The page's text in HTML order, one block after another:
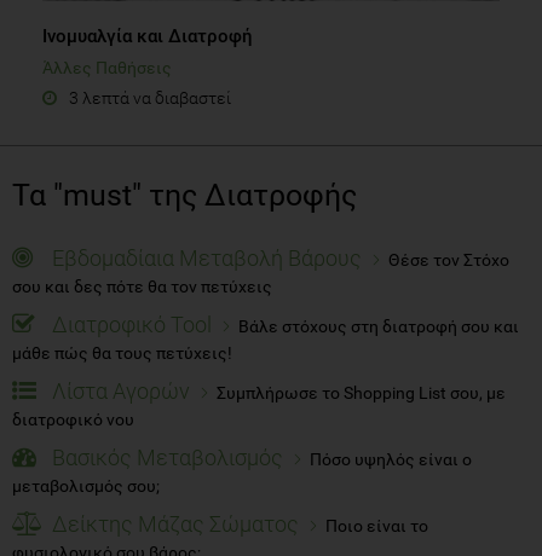
Ινομυαλγία και Διατροφή
Άλλες Παθήσεις
3 λεπτά να διαβαστεί
Τα "must" της Διατροφής
Εβδομαδίαια Μεταβολή Βάρους
Θέσε τον Στόχο
σου και δες πότε θα τον πετύχεις
Διατροφικό Tool
Βάλε στόχους στη διατροφή σου και
μάθε πώς θα τους πετύχεις!
Λίστα Αγορών
Συμπλήρωσε το Shopping List σου, με
διατροφικό νου
Βασικός Μεταβολισμός
Πόσο υψηλός είναι ο
μεταβολισμός σου;
Δείκτης Μάζας Σώματος
Ποιο είναι το
φυσιολογικό σου βάρος;